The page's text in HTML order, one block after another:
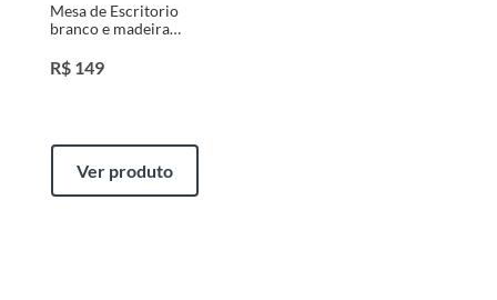
Mesa de Escritorio
branco e madeira
87cm Ajustável Just
Home Collection
R$ 149
Ver produto